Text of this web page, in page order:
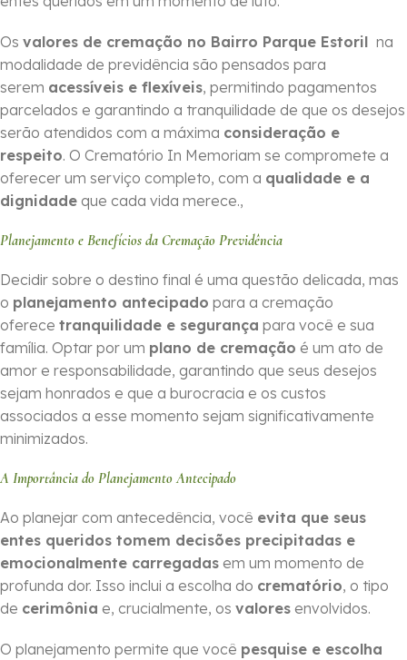
Os valores de cremação no Bairro Parque Estoril na
modalidade de previdência são pensados para
serem acessíveis e flexíveis, permitindo pagamentos
parcelados e garantindo a tranquilidade de que os desejos
serão atendidos com a máxima consideração e
respeito. O Crematório In Memoriam se compromete a
oferecer um serviço completo, com a qualidade e a
dignidade que cada vida merece.,
Planejamento e Benefícios da Cremação Previdência
Decidir sobre o destino final é uma questão delicada, mas
o planejamento antecipado para a cremação
oferece tranquilidade e segurança para você e sua
família. Optar por um plano de cremação é um ato de
amor e responsabilidade, garantindo que seus desejos
sejam honrados e que a burocracia e os custos
associados a esse momento sejam significativamente
minimizados.
A Importância do Planejamento Antecipado
Ao planejar com antecedência, você evita que seus
entes queridos tomem decisões precipitadas e
emocionalmente carregadas em um momento de
profunda dor. Isso inclui a escolha do crematório, o tipo
de cerimônia e, crucialmente, os valores envolvidos.
O planejamento permite que você pesquise e escolha